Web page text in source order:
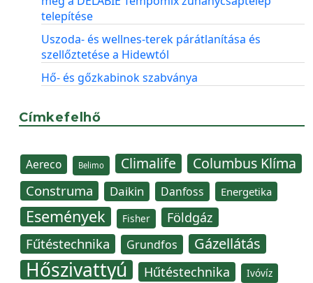
telepítése
Uszoda- és wellnes-terek párátlanítása és
szellőztetése a Hidewtól
Hő- és gőzkabinok szabványa
Címkefelhő
Aereco Belimo Climalife Columbus Klíma
Construma Daikin Danfoss Energetika
Események Fisher Földgáz
Fűtéstechnika Grundfos Gázellátás
Hőszivattyú Hűtéstechnika Ivóvíz